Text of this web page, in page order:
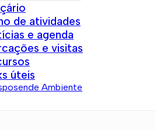
de atividades
e agenda
e visitas
úteis